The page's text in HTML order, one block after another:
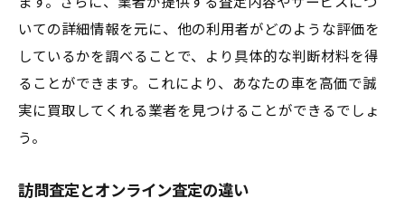
いての詳細情報を元に、他の利用者がどのような評価を
しているかを調べることで、より具体的な判断材料を得
ることができます。これにより、あなたの車を高価で誠
実に買取してくれる業者を見つけることができるでしょ
う。
訪問査定とオンライン査定の違い